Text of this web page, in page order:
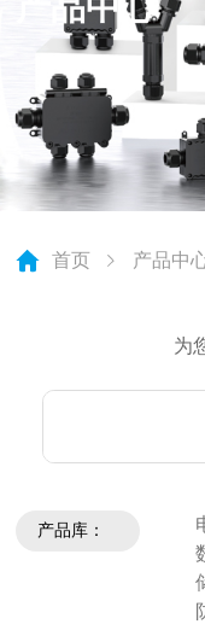
首页 产品中
为
产品库：